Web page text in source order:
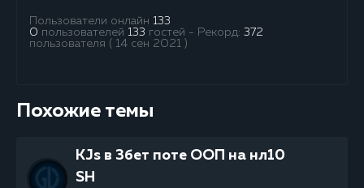
Пользователи онлайн 133
0 пользователей 133 гостей - Рекорд: 372
пользователя ( 14 сен 2021 )
Похожие темы
KJs в 3бет поте ООП на нл10
SH